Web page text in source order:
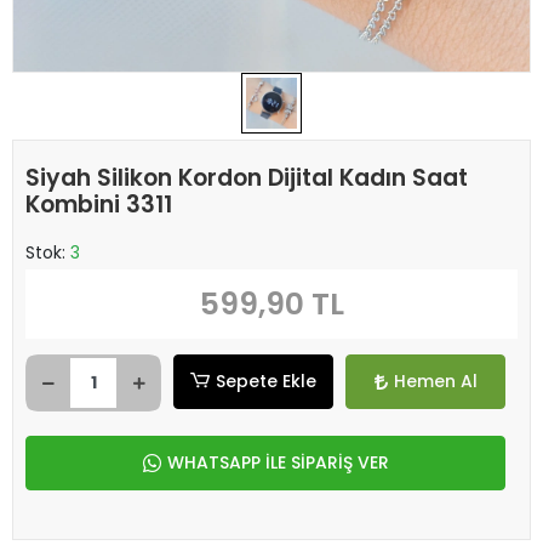
Siyah Silikon Kordon Dijital Kadın Saat
Kombini 3311
Stok: 3
599,90 TL
Sepete Ekle Hemen Al
WHATSAPP İLE SİPARİŞ VER